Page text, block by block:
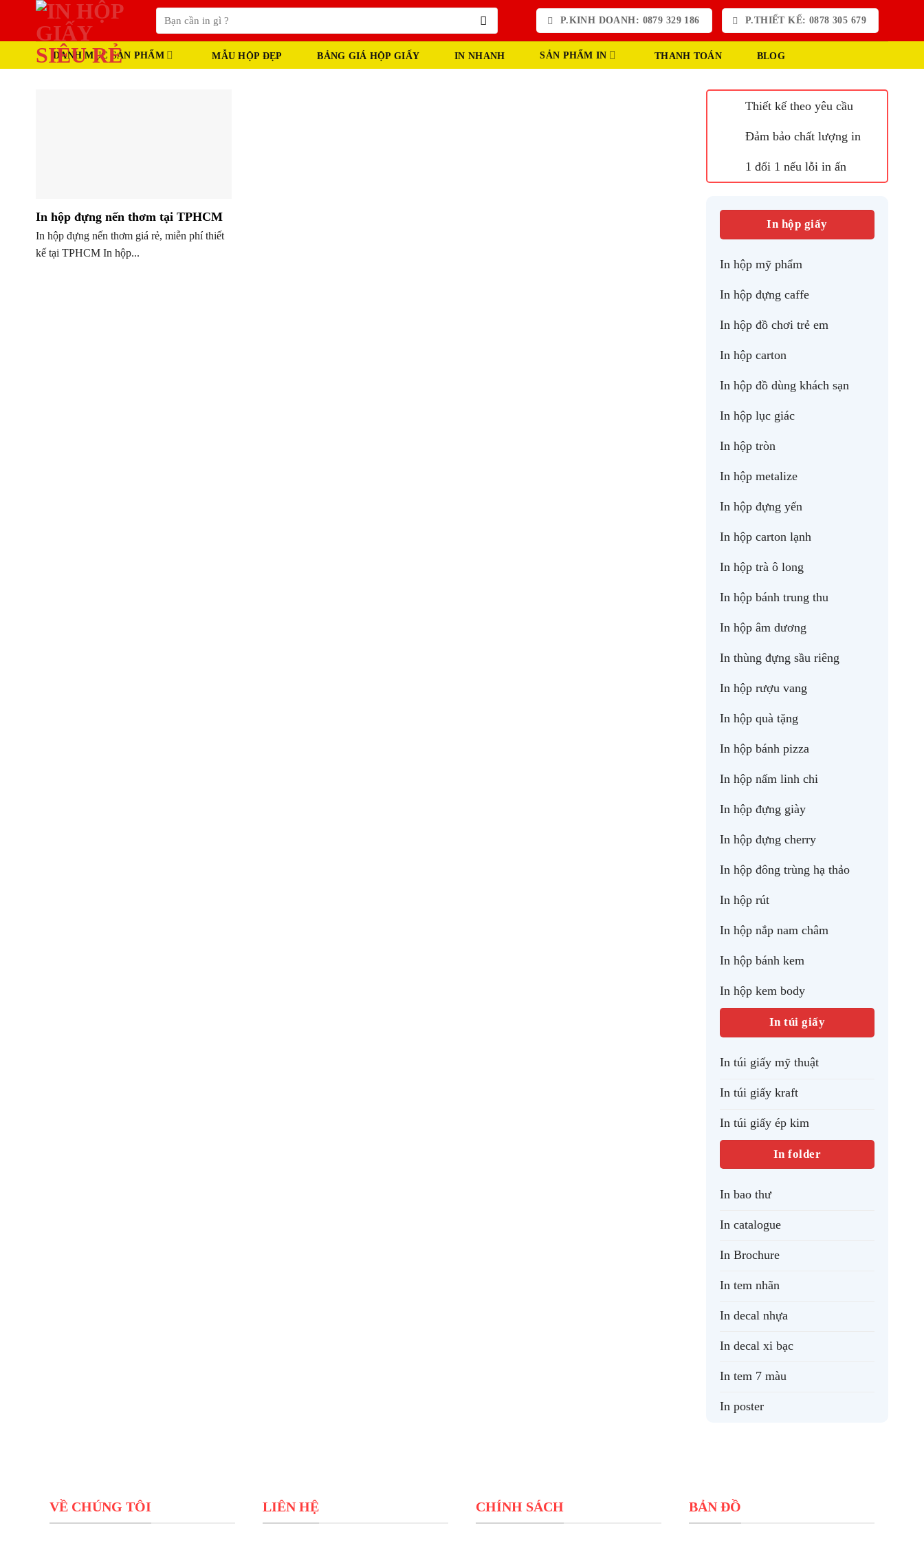
kiếm:
P.KINH DOANH: 0879 329 186 P.THIẾT KẾ: 0878 305 679
DANH MỤC SẢN PHẨM MẪU HỘP ĐẸP BẢNG GIÁ HỘP GIẤY IN NHANH SẢN PHẨM IN THANH TOÁN BLOG
In hộp đựng nến thơm tại TPHCM
In hộp đựng nến thơm giá rẻ, miễn phí thiết
kế tại TPHCM In hộp...
Thiết kế theo yêu cầu
Đảm bảo chất lượng in
1 đổi 1 nếu lỗi in ấn
In hộp giấy
In hộp mỹ phẩm
In hộp đựng caffe
In hộp đồ chơi trẻ em
In hộp carton
In hộp đồ dùng khách sạn
In hộp lục giác
In hộp tròn
In hộp metalize
In hộp đựng yến
In hộp carton lạnh
In hộp trà ô long
In hộp bánh trung thu
In hộp âm dương
In thùng đựng sầu riêng
In hộp rượu vang
In hộp quà tặng
In hộp bánh pizza
In hộp nấm linh chi
In hộp đựng giày
In hộp đựng cherry
In hộp đông trùng hạ thảo
In hộp rút
In hộp nắp nam châm
In hộp bánh kem
In hộp kem body
In túi giấy
In túi giấy mỹ thuật
In túi giấy kraft
In túi giấy ép kim
In folder
In bao thư
In catalogue
In Brochure
In tem nhãn
In decal nhựa
In decal xi bạc
In tem 7 màu
In poster
VỀ CHÚNG TÔI LIÊN HỆ CHÍNH SÁCH BẢN ĐỒ